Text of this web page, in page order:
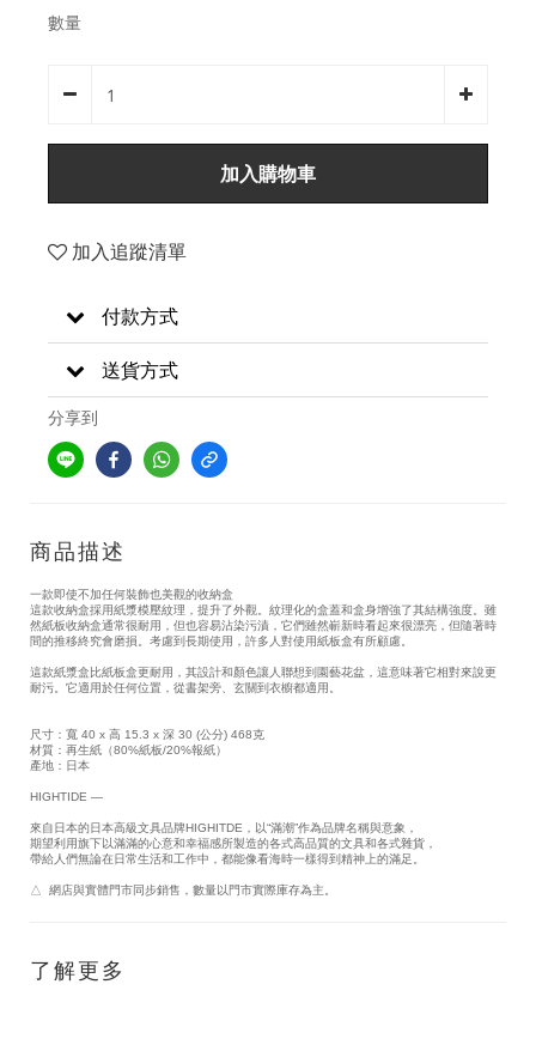
數量
加入購物車
加入追蹤清單
付款方式
送貨方式
分享到
商品描述
一款即使不加任何裝飾也美觀的收納盒
這款收納盒採用紙漿模壓紋理，提升了外觀。紋理化的盒蓋和盒身增強了其結構強度。雖
然紙板收納盒通常很耐用，但也容易沾染污漬，它們雖然嶄新時看起來很漂亮，但隨著時
間的推移終究會磨損。考慮到長期使用，許多人對使用紙板盒有所顧慮。
這款紙漿盒比紙板盒更耐用，其設計和顏色讓人聯想到園藝花盆，這意味著它相對來說更
耐污。它適用於任何位置，從書架旁、玄關到衣櫥都適用。
尺寸：寬 40 x 高 15.3 x 深 30 (公分) 468克
材質：再生紙（80%紙板/20%報紙）
產地：日本
HIGHTIDE —
來自日本的日本高級文具品牌HIGHITDE，以“滿潮”作為品牌名稱與意象，
期望利用旗下以滿滿的心意和幸福感所製造的各式高品質的文具和各式雜貨，
帶給人們無論在日常生活和工作中，都能像看海時一樣得到精神上的滿足。
△  網店與實體門市同步銷售，數量以門市實際庫存為主。
了解更多